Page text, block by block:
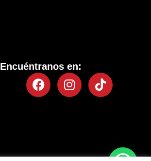
Encuéntranos en:
FacebookInstagram
Tiktok